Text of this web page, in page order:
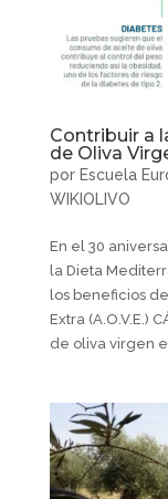
Contribuir a
de Oliva
por Escuela
WIKIOLIVO
En el 30
la Dieta
los beneficios
Extra (A.O.V.E.)
de oliva virgen